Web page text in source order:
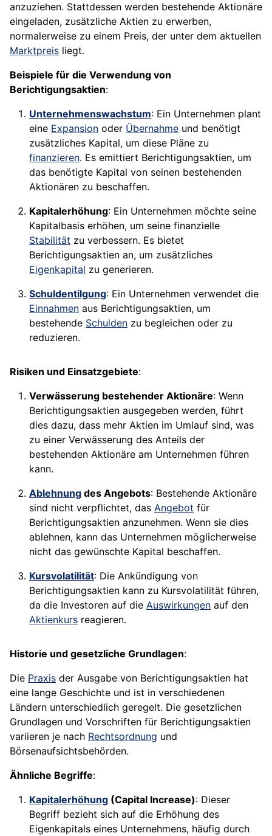
anzuziehen. Stattdessen werden bestehende Aktionäre
eingeladen, zusätzliche Aktien zu erwerben,
normalerweise zu einem Preis, der unter dem aktuellen
Marktpreis liegt.
Beispiele für die Verwendung von
Berichtigungsaktien:
Unternehmenswachstum: Ein Unternehmen plant
eine Expansion oder Übernahme und benötigt
zusätzliches Kapital, um diese Pläne zu
finanzieren. Es emittiert Berichtigungsaktien, um
das benötigte Kapital von seinen bestehenden
Aktionären zu beschaffen.
Kapitalerhöhung: Ein Unternehmen möchte seine
Kapitalbasis erhöhen, um seine finanzielle
Stabilität zu verbessern. Es bietet
Berichtigungsaktien an, um zusätzliches
Eigenkapital zu generieren.
Schuldentilgung: Ein Unternehmen verwendet die
Einnahmen aus Berichtigungsaktien, um
bestehende Schulden zu begleichen oder zu
reduzieren.
Risiken und Einsatzgebiete:
Verwässerung bestehender Aktionäre: Wenn
Berichtigungsaktien ausgegeben werden, führt
dies dazu, dass mehr Aktien im Umlauf sind, was
zu einer Verwässerung des Anteils der
bestehenden Aktionäre am Unternehmen führen
kann.
Ablehnung des Angebots: Bestehende Aktionäre
sind nicht verpflichtet, das Angebot für
Berichtigungsaktien anzunehmen. Wenn sie dies
ablehnen, kann das Unternehmen möglicherweise
nicht das gewünschte Kapital beschaffen.
Kursvolatilität: Die Ankündigung von
Berichtigungsaktien kann zu Kursvolatilität führen,
da die Investoren auf die Auswirkungen auf den
Aktienkurs reagieren.
Historie und gesetzliche Grundlagen:
Die Praxis der Ausgabe von Berichtigungsaktien hat
eine lange Geschichte und ist in verschiedenen
Ländern unterschiedlich geregelt. Die gesetzlichen
Grundlagen und Vorschriften für Berichtigungsaktien
variieren je nach Rechtsordnung und
Börsenaufsichtsbehörden.
Ähnliche Begriffe:
Kapitalerhöhung (Capital Increase): Dieser
Begriff bezieht sich auf die Erhöhung des
Eigenkapitals eines Unternehmens, häufig durch